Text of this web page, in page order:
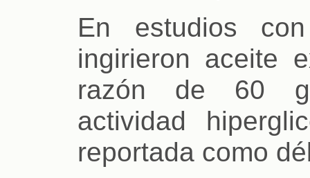
En estudios
ingirieron aceite
razón de 60
actividad
reportada como